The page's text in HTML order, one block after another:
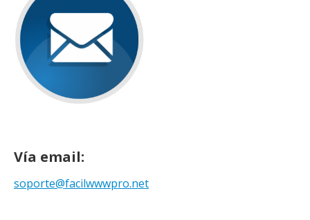
Vía email:
soporte@facilwwwpro.net